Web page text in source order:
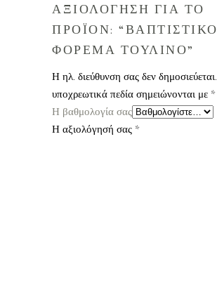
ΑΞΙΟΛΟΓΗΣΗ ΓΙΑ ΤΟ
ΠΡΟΪΟΝ: “ΒΑΠΤΙΣΤΙΚΟ
ΦΟΡΕΜΑ ΤΟΥΛΙΝΟ”
Η ηλ. διεύθυνση σας δεν δημοσιεύεται.
υποχρεωτικά πεδία σημειώνονται με *
Η βαθμολογία σας
Η αξιολόγησή σας *